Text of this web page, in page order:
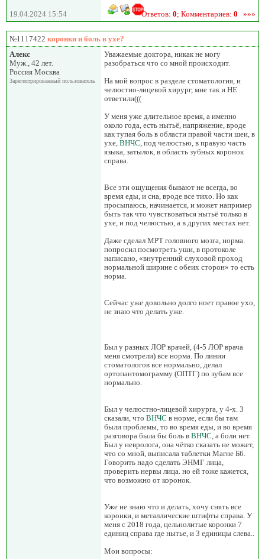
19.04.2024 15:54 Ответов: 0; Комментариев: 0 »»»
№1117422 коронки и боль в ухе?
Алекс
Муж., 42 лет.
Россия Москва
Зарегистрированный пользователь
Уважаемые доктора, никак не могу
разобраться что со мной происходит.
На мой вопрос в разделе стоматология, и
челюстно-лицевой хирург, мне так и НЕ
ответили(((
У меня уже длительное время, а именно
около года, есть нытьё, напряжение, вроде
как тупая боль в области правой части шеи, в
ухе, ВНЧС, под челюстью, в правую часть
языка, затылок, в область зубных коронок
справа.
Все эти ощущения бывают не всегда, во
время еды, и сна, вроде все тихо. Но как
просыпаюсь, начинается, и может например
быть так что чувствоваться нытьё только в
ухе, и под челюстью, а в других местах нет.
Даже сделал МРТ головного мозга, норма.
попросил посмотреть уши, в протоколе
написано, «внутренний слуховой проход
нормальной ширине с обеих сторон» то есть
норма.
Сейчас уже довольно долго ноет правое ухо,
не знаю что делать уже.
Был у разных ЛОР врачей, (4-5 ЛОР врача
меня смотрели) все норма. По линии
стоматологов все нормально, делал
ортопантомограмму (ОПТГ) по зубам все
нормально.
Был у челюстно-лицевой хирурга, у 4-х. 3
сказали, что ВНЧС в норме, если бы там
были проблемы, то во время еды, и во время
разговора была бы боль в ВНЧС, а боли нет.
Был у невролога, она чётко сказать не может,
что со мной, выписала таблетки Магне Б6.
Говорить надо сделать ЭНМГ лица,
проверить нервы лица. но ей тоже кажется,
что возможно от коронок.
Уже не знаю что и делать, хочу снять все
коронки, и металлические штифты справа. У
меня с 2018 года, цельнолитые коронки 7
единиц справа где нытье, и 3 единицы слева..
Мои вопросы: